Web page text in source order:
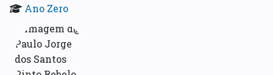
Ano Zero